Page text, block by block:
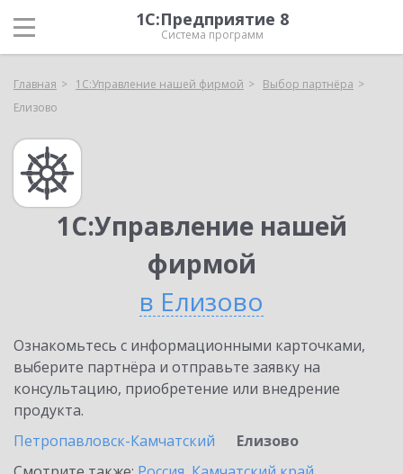
1С:Предприятие 8
Система программ
Главная 1С:Управление нашей фирмой
Выбор партнёра
Елизово
1С:Управление нашей
фирмой
в Елизово
Ознакомьтесь с информационными карточками,
выберите партнёра и отправьте заявку на
консультацию, приобретение или внедрение
продукта.
Петропавловск-Камчатский
Елизово